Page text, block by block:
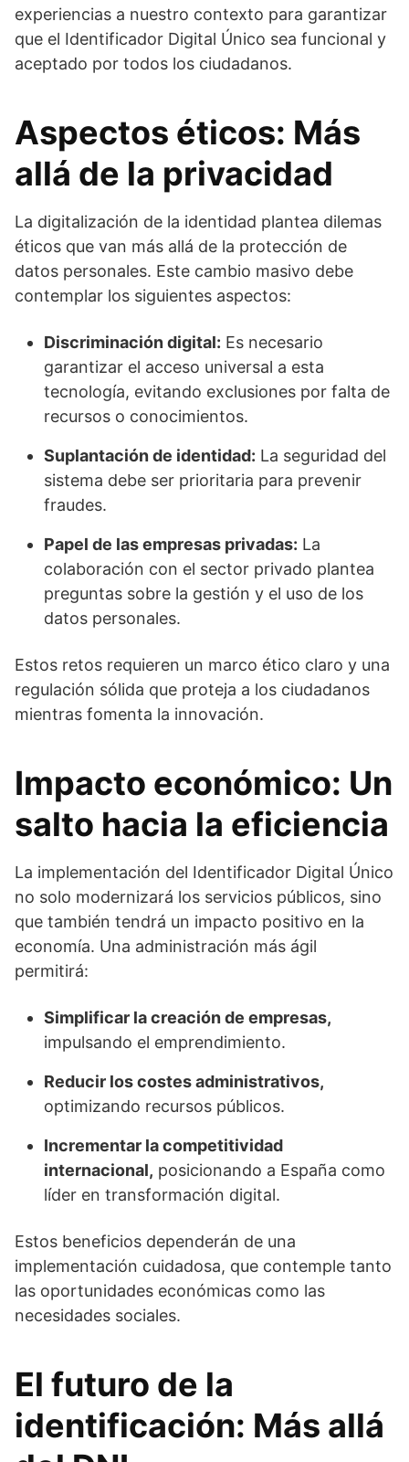
experiencias a nuestro contexto para garantizar
que el Identificador Digital Único sea funcional y
aceptado por todos los ciudadanos.
Aspectos éticos: Más
allá de la privacidad
La digitalización de la identidad plantea dilemas
éticos que van más allá de la protección de
datos personales. Este cambio masivo debe
contemplar los siguientes aspectos:
Discriminación digital: Es necesario
garantizar el acceso universal a esta
tecnología, evitando exclusiones por falta de
recursos o conocimientos.
Suplantación de identidad: La seguridad del
sistema debe ser prioritaria para prevenir
fraudes.
Papel de las empresas privadas: La
colaboración con el sector privado plantea
preguntas sobre la gestión y el uso de los
datos personales.
Estos retos requieren un marco ético claro y una
regulación sólida que proteja a los ciudadanos
mientras fomenta la innovación.
Impacto económico: Un
salto hacia la eficiencia
La implementación del Identificador Digital Único
no solo modernizará los servicios públicos, sino
que también tendrá un impacto positivo en la
economía. Una administración más ágil
permitirá:
Simplificar la creación de empresas,
impulsando el emprendimiento.
Reducir los costes administrativos,
optimizando recursos públicos.
Incrementar la competitividad
internacional, posicionando a España como
líder en transformación digital.
Estos beneficios dependerán de una
implementación cuidadosa, que contemple tanto
las oportunidades económicas como las
necesidades sociales.
El futuro de la
identificación: Más allá